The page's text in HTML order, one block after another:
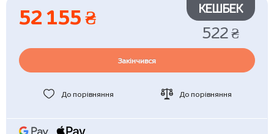
52 155 ₴ КЕШБЕК
522 ₴
Закінчився
До порівняння До порівняння